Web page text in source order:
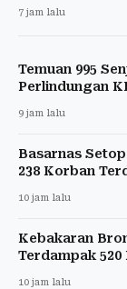
7 jam lalu
Temuan 995
Perlindungan
9 jam lalu
Basarnas
238 Korban
10 jam lalu
Kebakaran
Terdampak 520
10 jam lalu